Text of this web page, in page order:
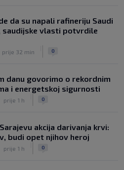
da su napali rafineriju Saudi
saudijske vlasti potvrdile
prije 32 min 0
danu govorimo o rekordnim
i energetskoj sigurnosti
prije 1 h 0
akcija darivanja krvi:
budi opet njihov heroj
prije 1 h 0